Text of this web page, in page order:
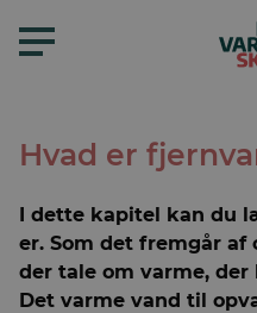
Hvad er
I dette kapitel kan du
er. Som det fremgår af
der tale om varme,
Det varme vand til